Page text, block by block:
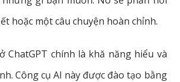
hoặc một câu chuyện hoàn chỉnh.
ChatGPT chính là khă năng hiểu và
Công cụ AI này được đào tạo bằng